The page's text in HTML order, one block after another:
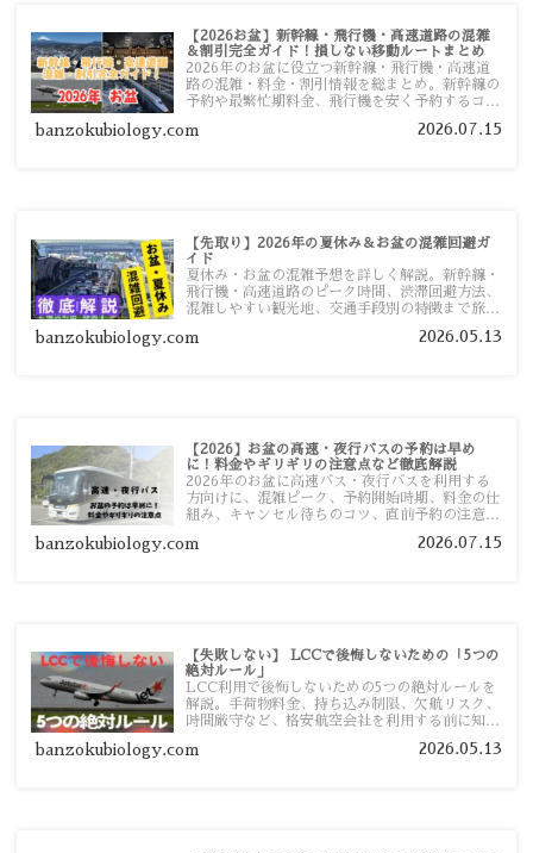
【2026お盆】新幹線・飛行機・高速道路の混雑
＆割引完全ガイド！損しない移動ルートまとめ
2026年のお盆に役立つ新幹線・飛行機・高速道
路の混雑・料金・割引情報を総まとめ。新幹線の
予約や最繁忙期料金、飛行機を安く予約するコ
い移動方法を分かりやすく解説します。
banzokubiology.com 2026.07.15
【先取り】2026年の夏休み＆お盆の混雑回避ガ
イド
夏休み・お盆の混雑予想を詳しく解説。新幹線・
飛行機・高速道路のピーク時間、渋滞回避方法、
混雑しやすい観光地、交通手段別の特徴まで旅行
banzokubiology.com 2026.05.13
【2026】お盆の高速・夜行バスの予約は早め
に！料金やギリギリの注意点など徹底解説
2026年のお盆に高速バス・夜行バスを利用する
方向けに、混雑ピーク、予約開始時期、料金の仕
組み、キャンセル待ちのコツ、直前予約の注意点
banzokubiology.com 2026.07.15
【失敗しない】 LCCで後悔しないための「5つの
絶対ルール」
LCC利用で後悔しないための5つの絶対ルールを
解説。手荷物料金、持ち込み制限、欠航リスク、
時間厳守など、格安航空会社を利用する前に知っ
す。
banzokubiology.com 2026.05.13